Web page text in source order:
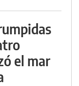
el mar